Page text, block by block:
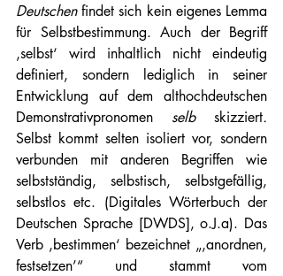
Deutschen findet sich kein eigenes Lemma
für Selbstbestimmung. Auch der Begriff
‚selbst‘ wird inhaltlich nicht eindeutig
definiert, sondern lediglich in seiner
Entwicklung auf dem althochdeutschen
Demonstrativpronomen selb skizziert.
Selbst kommt selten isoliert vor, sondern
verbunden mit anderen Begriffen wie
selbstständig, selbstisch, selbstgefällig,
selbstlos etc. (Digitales Wörterbuch der
Deutschen Sprache [DWDS], o.J.a). Das
Verb ‚bestimmen‘ bezeichnet „‚anordnen,
festsetzen’“ und stammt vom